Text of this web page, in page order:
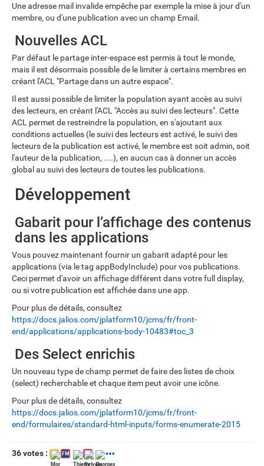
Une adresse mail invalide empêche par exemple la mise à jour d'un
membre, ou d'une publication avec un champ Email.
Nouvelles ACL
Par défaut le partage inter-espace est permis à tout le monde,
mais il est désormais possible de le limiter à certains membres en
créant l'ACL "Partage dans un autre espace".
Il est aussi possible de limiter la population ayant accès au suivi
des lecteurs, en créant l'ACL "Accès au suivi des lecteurs". Cette
ACL permet de restreindre la population, en s'ajoutant aux
conditions actuelles (le suivi des lecteurs est activé, le suivi des
lecteurs de la publication est activé, le membre est soit admin, soit
l'auteur de la publication, ....), en aucun cas à donner un accès
global au suivi des lecteurs de toutes les publications.
Développement
Gabarit pour l’affichage des contenus
dans les applications
Vous pouvez maintenant fournir un gabarit adapté pour les
applications (via le tag appBodyInclude) pour vos publications.
Ceci permet d'avoir un affichage différent dans votre full display,
ou si votre publication est affichée dans une app.
Pour plus de détails, consultez
https://docs.jalios.com/jplatform10/jcms/fr/front-
end/applications/applications-body-10483#toc_3
Des Select enrichis
Un nouveau type de champ permet de faire des listes de choix
(select) recherchable et chaque item peut avoir une icône.
Pour plus de détails, consultez
https://docs.jalios.com/jplatform10/jcms/fr/front-
end/formulaires/standard-html-inputs/forms-enumerate-2015
36 votes : FM